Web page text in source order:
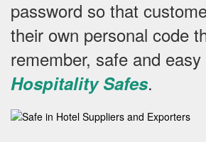
password so that
their own personal code
remember, safe and
Hospitality Safes.